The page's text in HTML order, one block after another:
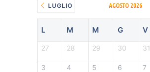
LUGLIO AGOSTO 2026
L M M G V
27 28 29 30 31
3 4 5 6 7